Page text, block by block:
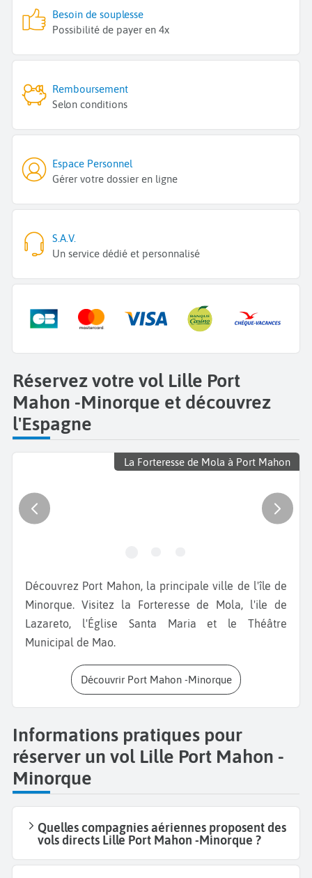
Besoin de souplesse
Possibilité de payer en 4x
Remboursement
Selon conditions
Espace Personnel
Gérer votre dossier en ligne
S.A.V.
Un service dédié et personnalisé
Réservez votre vol Lille Port
Mahon -Minorque et découvrez
l'Espagne
La Forteresse de Mola à Port Mahon
Découvrez Port Mahon, la principale ville de l'île de
Minorque. Visitez la Forteresse de Mola, l'ile de
Lazareto, l'Église Santa Maria et le Théâtre
Municipal de Mao.
Découvrir Port Mahon -Minorque
Informations pratiques pour
réserver un vol Lille Port Mahon -
Minorque
Quelles compagnies aériennes proposent des
vols directs Lille Port Mahon -Minorque ?